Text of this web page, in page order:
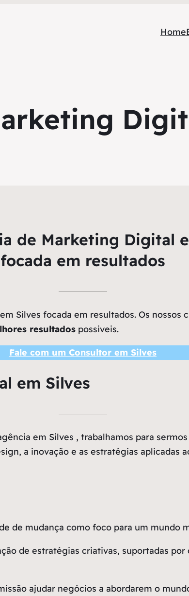
Home
de Marketing Digital
focada em resultados
Silves focada em resultados. Os nossos
resultadospossiveis.
Fale com um Consultor em Silves
em Silves
em Silves , trabalhamos para
a inovação e as estratégias aplicadas
de mudança como focopara um mundo
de estratégias criativas, suportadas
ajudar negócios a abordarem o